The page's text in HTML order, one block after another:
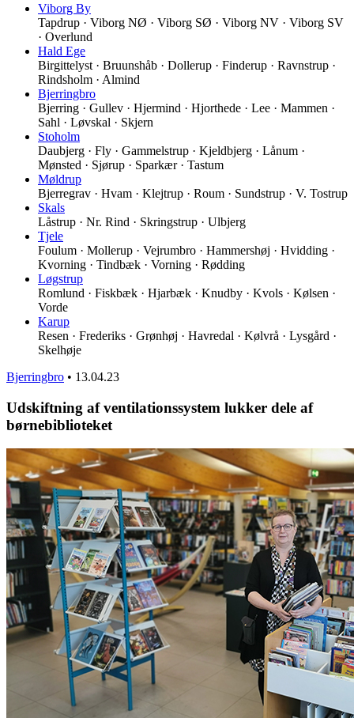
Viborg By
Tapdrup · Viborg NØ · Viborg SØ · Viborg NV · Viborg SV
· Overlund
Hald Ege
Birgittelyst · Bruunshåb · Dollerup · Finderup · Ravnstrup ·
Rindsholm · Almind
Bjerringbro
Bjerring · Gullev · Hjermind · Hjorthede · Lee · Mammen ·
Sahl · Løvskal · Skjern
Stoholm
Daubjerg · Fly · Gammelstrup · Kjeldbjerg · Lånum ·
Mønsted · Sjørup · Sparkær · Tastum
Møldrup
Bjerregrav · Hvam · Klejtrup · Roum · Sundstrup · V. Tostrup
Skals
Låstrup · Nr. Rind · Skringstrup · Ulbjerg
Tjele
Foulum · Mollerup · Vejrumbro · Hammershøj · Hvidding ·
Kvorning · Tindbæk · Vorning · Rødding
Løgstrup
Romlund · Fiskbæk · Hjarbæk · Knudby · Kvols · Kølsen ·
Vorde
Karup
Resen · Frederiks · Grønhøj · Havredal · Kølvrå · Lysgård ·
Skelhøje
Bjerringbro • 13.04.23
Udskiftning af ventilationssystem lukker dele af
børnebiblioteket